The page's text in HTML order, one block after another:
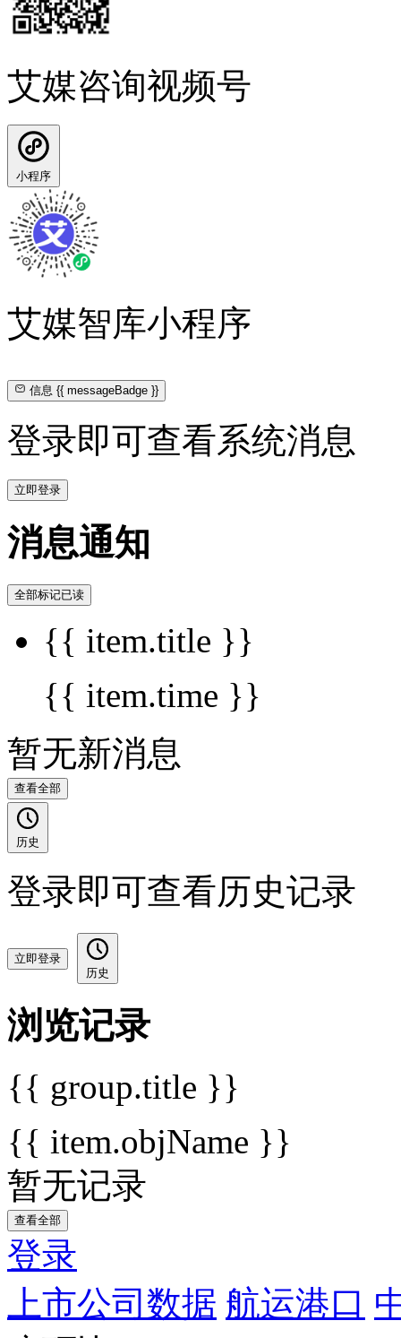
艾媒咨询视频号
小程序
艾媒智库小程序
信息{{ messageBadge }}
登录即可查看系统消息
立即登录
消息通知
全部标记已读
{{ item.title }}
{{ item.time }}
暂无新消息
查看全部
历史
登录即可查看历史记录
立即登录
历史
浏览记录
{{ group.title }}
{{ item.objName }}
暂无记录
查看全部
登录
上市公司数据 航运港口